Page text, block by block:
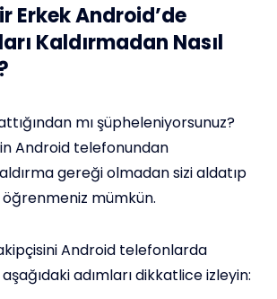
Erkek Android’de
Kaldırmadan Nasıl
mı şüpheleniyorsunuz?
Android telefonundan
gereği olmadan sizi aldatıp
öğrenmeniz mümkün.
Android telefonlarda
adımları dikkatlice izleyin: